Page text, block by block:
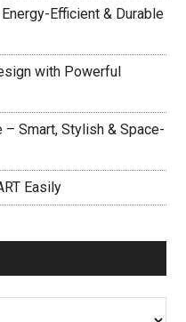
Efficient & Durable
with Powerful
– Smart, Stylish & Space-
Easily